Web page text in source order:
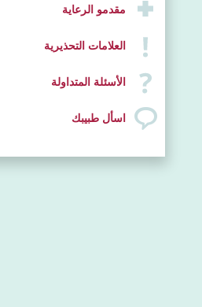
مقدمو الرعاية
العلامات التحذيرية
الأسئلة المتداولة
اسأل طبيبك